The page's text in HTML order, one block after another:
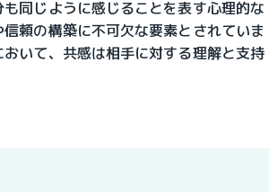
同じように感じることを表す心理的な
頼の構築に不可欠な要素とされていま
いて、共感は相手に対する理解と支持